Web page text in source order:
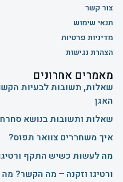
צור קשר
תנאי שימוש
מדיניות פרטיות
הצהרת נגישות
מאמרים אחרונים
שאלות, תשובות לבעיות
האגן
שאלות ותשובות בנושא
איך משחררים צוואר תפוס?
​מה לעשות כשיש התקף
ורטיגו וזקנה – מה הקשר?